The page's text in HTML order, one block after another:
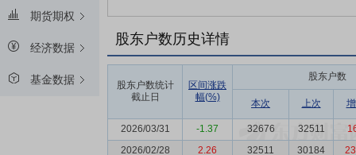
期货期权
经济数据
基金数据
股东户数历史详情
股东户数统计
截止日
区间涨跌
幅(%)
股东户数
本次 上次
2026/03/31 -1.37 32676 32511
2026/02/28
2.26 32511 30184